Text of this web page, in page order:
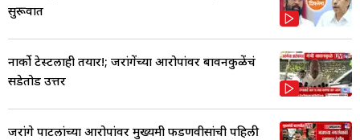
सुरूवात
नार्को टेस्टलाही तयार!; जरांगेंच्या आरोपांवर बावनकुळेंचं
सडेतोड उत्तर
जरांगे पाटलांच्या आरोपांवर मुख्यमंत्री फडणवीसांची पहिली